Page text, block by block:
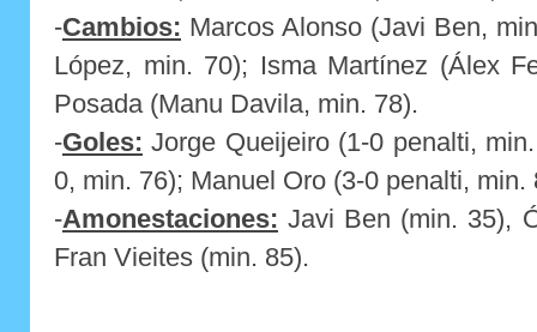
-Cambios: Marcos Alonso (Javi Ben,
López, min. 70); Isma Martínez (Álex
Posada (Manu Davila, min. 78).
-Goles: Jorge Queijeiro (1-0 penalti,
0, min. 76); Manuel Oro (3-0 penalti, min.
-Amonestaciones: Javi Ben (min. 35),
Fran Vieites (min. 85).